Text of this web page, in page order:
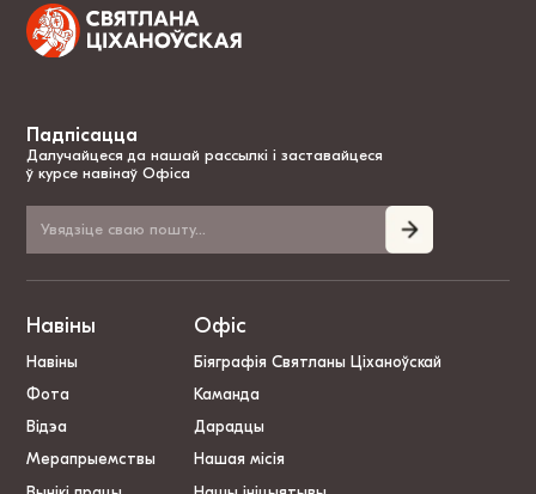
Падпісацца
Далучайцеся да нашай рассылкі і заставайцеся
ў курсе навінаў Офіса
Навіны
Навіны
Фота
Відэа
Мерапрыемствы
Офіс
Біяграфія Святланы Ціханоўскай
Каманда
Дарадцы
Нашая місія